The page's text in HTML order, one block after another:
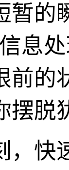
暂的
息
前的
摆脱
，快